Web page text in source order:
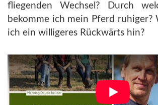
fliegenden Wechsel? Durch
bekomme ich mein Pferd ruhiger?
ich ein willigeres Rückwärts hin?